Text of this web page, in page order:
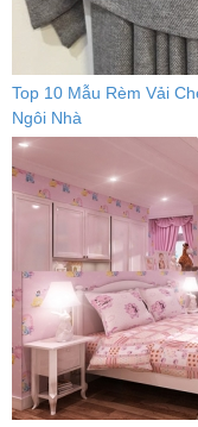
Top 10 Mẫu Rèm Vải
Ngôi Nhà